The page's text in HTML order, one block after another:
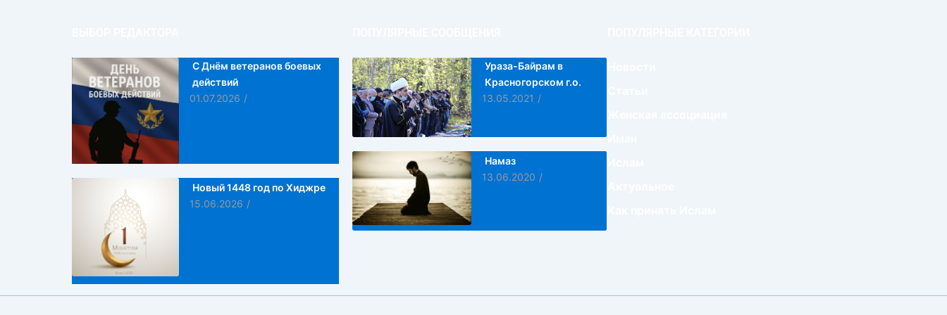
С Днём ветеранов боевых
действий
01.07.2026 /
Новый 1448 год по Хиджре
15.06.2026 /
Ураза-Байрам в
Красногорском г.о.
13.05.2021 /
Намаз
13.06.2020 /